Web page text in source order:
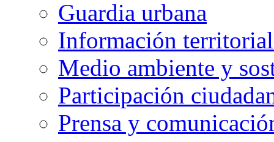
Guardia urbana
Información
Medio ambiente y
Participación
Prensa y